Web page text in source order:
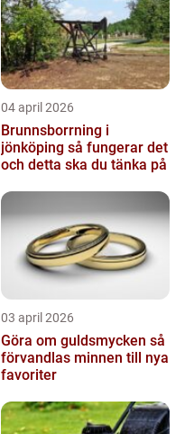
04 april 2026
Brunnsborrning i
jönköping så fungerar det
och detta ska du tänka på
03 april 2026
Göra om guldsmycken så
förvandlas minnen till nya
favoriter